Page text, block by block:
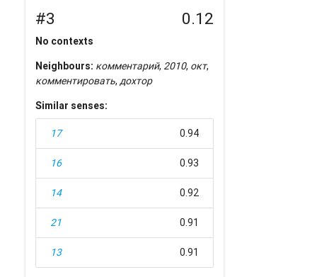
#3 0.12
No contexts
Neighbours: комментарий, 2010, окт,
комментировать,дохтор
Similar senses:
17 0.94
16 0.93
14 0.92
21 0.91
13 0.91